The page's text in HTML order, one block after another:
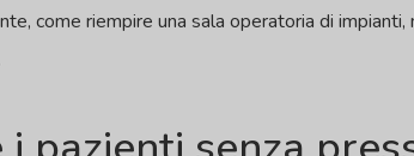
come riempire una sala operatoria di